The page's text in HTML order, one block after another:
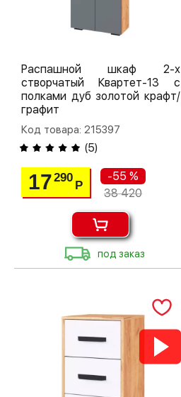
Распашной шкаф 2-х
створчатый Квартет-13 с
полками дуб золотой крафт/
графит
Код товара: 215397
(5)
17290
Р
-55 %
38 420
под заказ